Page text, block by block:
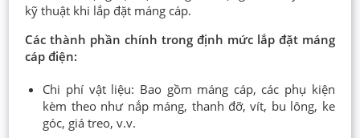
kỹ thuật khi lắp đặt máng cáp.
Các thành phần chính trong định mức lắp đặt máng
cáp điện:
Chi phí vật liệu: Bao gồm máng cáp, các phụ kiện
kèm theo như nắp máng, thanh đỡ, vít, bu lông, ke
góc, giá treo, v.v.